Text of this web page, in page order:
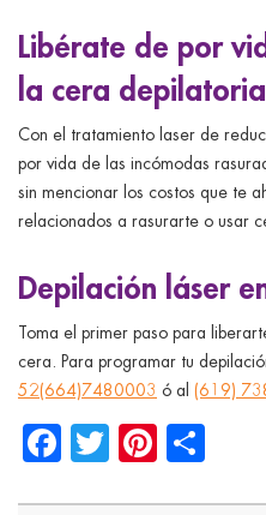
Libérate de por
la cera depilatoria
Con el tratamiento laser de
por vida de las incómodas
sin mencionar los costos que te
relacionados a rasurarte o usar
Depilación láser
Toma el primer paso para
cera. Para programar tu
52(664)7480003 ó al (619)
Facebook
Twitter